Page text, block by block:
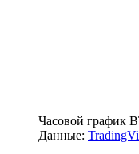
Часовой график
Данные: